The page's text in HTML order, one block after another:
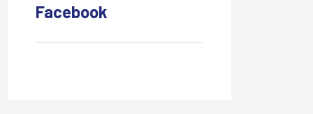
Facebook